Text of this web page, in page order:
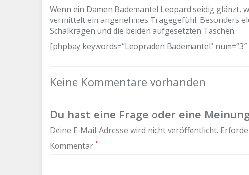
Wenn ein Damen Bademantel Leopard seidig glänzt,
vermittelt ein angenehmes Tragegefühl. Besonders
Schalkragen und die beiden aufgesetzten Taschen.
[phpbay keywords=“Leopraden Bademantel“
Keine Kommentare vorhanden
Du hast eine Frage oder eine
Deine E-Mail-Adresse wird nicht veröffentlicht.
Kommentar *